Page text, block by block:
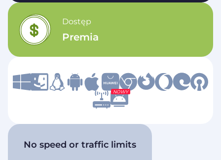
Dostęp
Premia
NOWY
No speed or traffic limits